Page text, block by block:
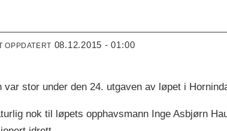
OPPDATERT 08.12.2015 - 01:00
stor under den 24. utgaven av løpet i
nok til løpets opphavsmann Inge Asbjørn